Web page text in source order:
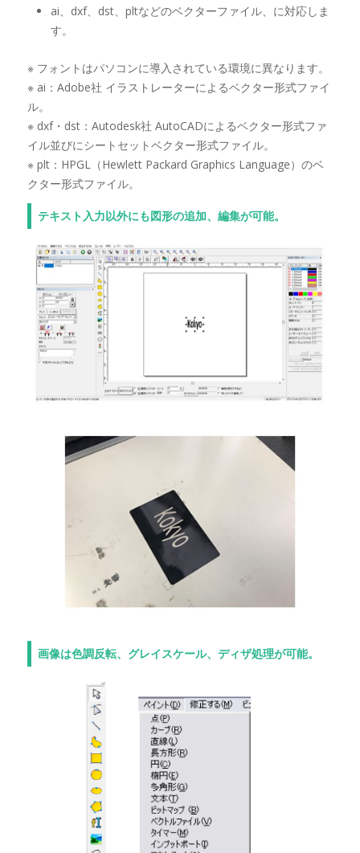
ai、dxf、dst、pltなどのベクターファイル、に対応しま
す。
※ フォントはパソコンに導入されている環境に異なります。
※ ai：Adobe社 イラストレーターによるベクター形式ファイ
ル。
※ dxf・dst：Autodesk社 AutoCADによるベクター形式ファ
イル並びにシートセットベクター形式ファイル。
※ plt：HPGL（Hewlett Packard Graphics Language）のベ
クター形式ファイル。
テキスト入力以外にも図形の追加、編集が可能。
画像は色調反転、グレイスケール、ディザ処理が可能。